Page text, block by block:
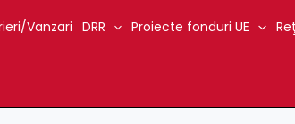
Vanzari DRR Proiecte fonduri UE